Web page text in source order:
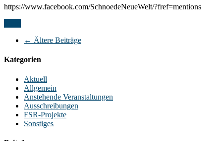
https://www.facebook.com/SchnoedeNeueWelt/?fref=mentions
← Ältere Beiträge
Kategorien
Aktuell
Allgemein
Anstehende Veranstaltungen
Ausschreibungen
FSR-Projekte
Sonstiges